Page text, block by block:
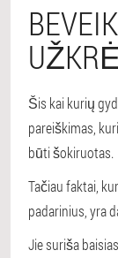
Šis kai kurių
pareiškimas,
būti šokiruotas.
Tačiau faktai,
padarinius, yra
Jie suriša